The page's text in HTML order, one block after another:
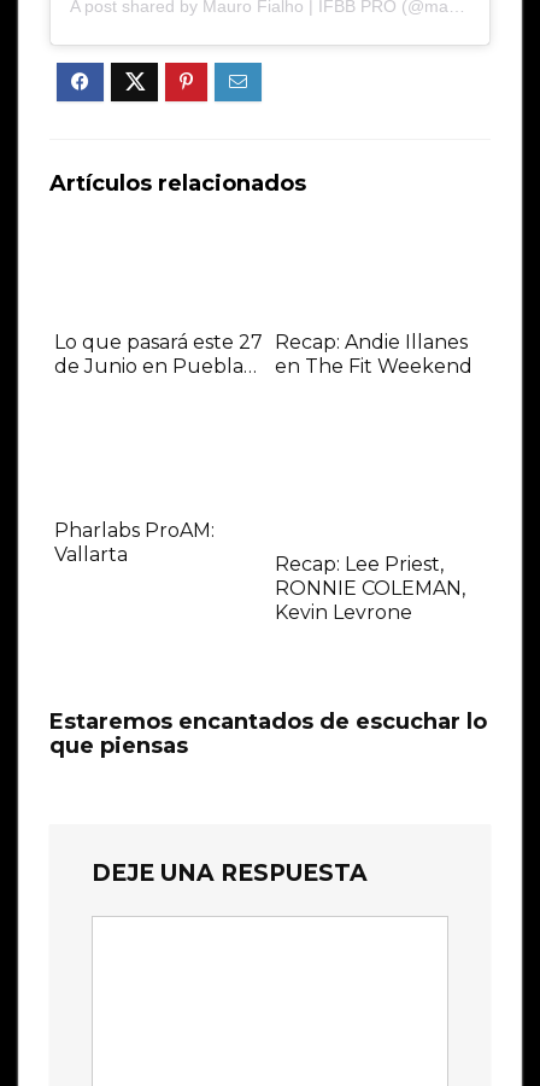
Artículos relacionados
Lo que pasará este 27
de Junio en Puebla…
Recap: Andie Illanes
en The Fit Weekend
Pharlabs ProAM:
Vallarta
Recap: Lee Priest,
RONNIE COLEMAN,
Kevin Levrone
Estaremos encantados de escuchar lo
que piensas
DEJE UNA RESPUESTA